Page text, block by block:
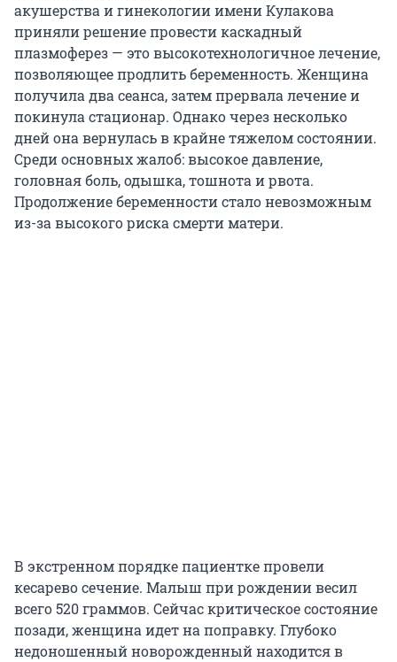
акушерства и гинекологии имени Кулакова
приняли решение провести каскадный
плазмоферез — это высокотехнологичное лечение,
позволяющее продлить беременность. Женщина
получила два сеанса, затем прервала лечение и
покинула стационар. Однако через несколько
дней она вернулась в крайне тяжелом состоянии.
Среди основных жалоб: высокое давление,
головная боль, одышка, тошнота и рвота.
Продолжение беременности стало невозможным
из-за высокого риска смерти матери.
В экстренном порядке пациентке провели
кесарево сечение. Малыш при рождении весил
всего 520 граммов. Сейчас критическое состояние
позади, женщина идет на поправку. Глубоко
недоношенный новорожденный находится в